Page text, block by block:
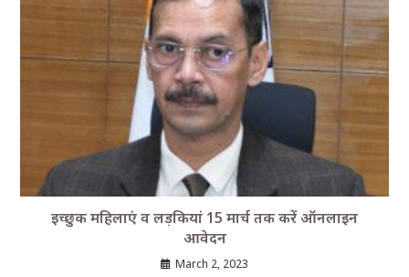
इच्छुक महिलाएं व लड़कियां 15 मार्च तक करें ऑनलाइन
आवेदन
March 2, 2023